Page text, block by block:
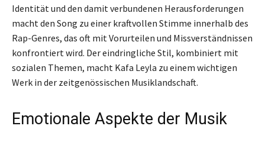
Identität und den damit verbundenen Herausforderungen
macht den Song zu einer kraftvollen Stimme innerhalb des
Rap-Genres, das oft mit Vorurteilen und Missverständnissen
konfrontiert wird. Der eindringliche Stil, kombiniert mit
sozialen Themen, macht Kafa Leyla zu einem wichtigen
Werk in der zeitgenössischen Musiklandschaft.
Emotionale Aspekte der Musik